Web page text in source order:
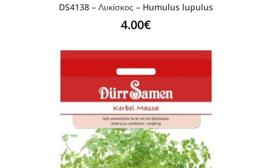
DS4138 – Λυκίσκος – Humulus lupulus
4.00€